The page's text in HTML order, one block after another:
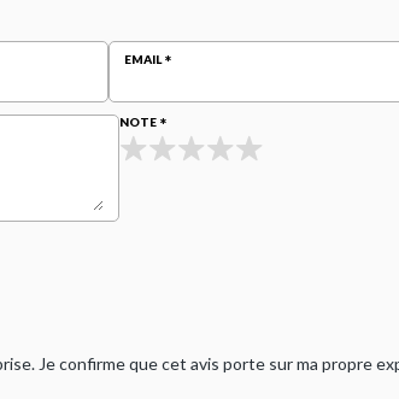
EMAIL
NOTE
Je confirme que cet avis porte sur ma propre